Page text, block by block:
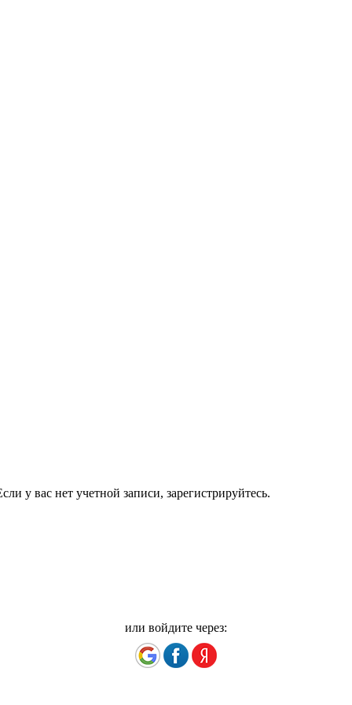
у вас нет учетной записи, зарегистрируйтесь.
или войдите через: